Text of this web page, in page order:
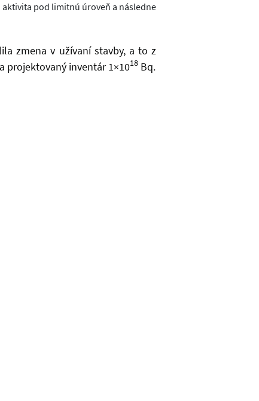
pod limitnú úroveň a následne
zmena v užívaní stavby, a to z
projektovaný inventár 1×1018Bq.